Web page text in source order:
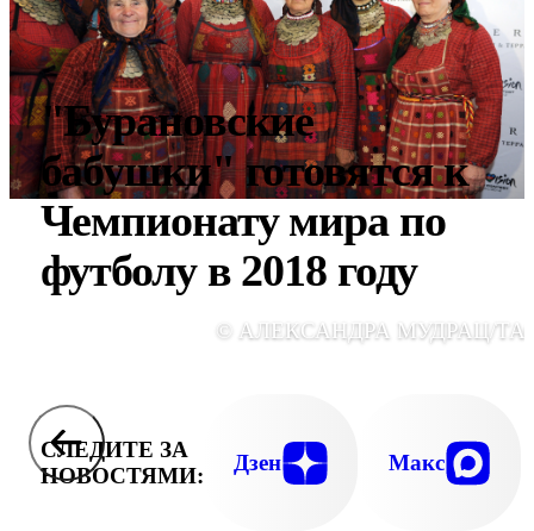
"Бурановские
бабушки" готовятся к
Чемпионату мира по
футболу в 2018 году
© АЛЕКСАНДРА МУДРАЦ/
СЛЕДИТЕ ЗА
НОВОСТЯМИ:
Дзен Макс